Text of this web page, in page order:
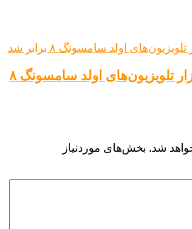
رشد انفجاری: سهم بازار تلویزیون‌های اولد سامسونگ ۸
شد. بخش‌های موردنیاز